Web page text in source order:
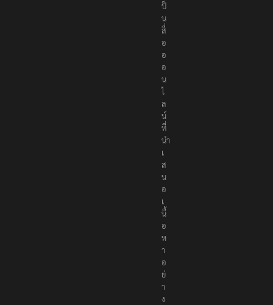
ป็
น
สื่
อ
อ
อ
น
ไ
ล
น์
ที่
นำ
เ
ส
น
อ
เ
นื้
อ
ห
า
อ
ย่
า
ง